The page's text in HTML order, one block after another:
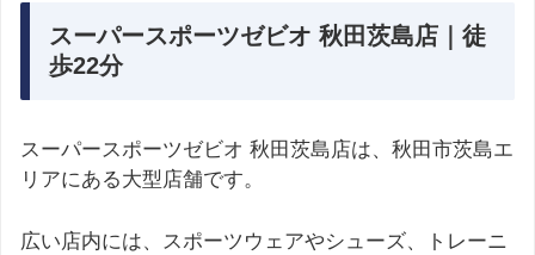
スーパースポーツゼビオ 秋田茨島店｜徒
歩22分
スーパースポーツゼビオ 秋田茨島店は、秋田市茨島エ
リアにある大型店舗です。
広い店内には、スポーツウェアやシューズ、トレーニ